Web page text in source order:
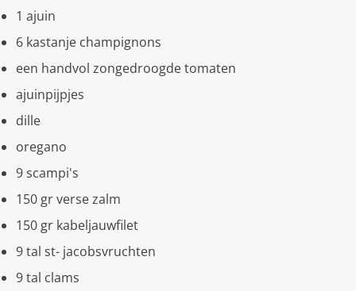
1 ajuin
6 kastanje champignons
een handvol zongedroogde tomaten
ajuinpijpjes
dille
oregano
9 scampi's
150 gr verse zalm
150 gr kabeljauwfilet
9 tal st- jacobsvruchten
9 tal clams